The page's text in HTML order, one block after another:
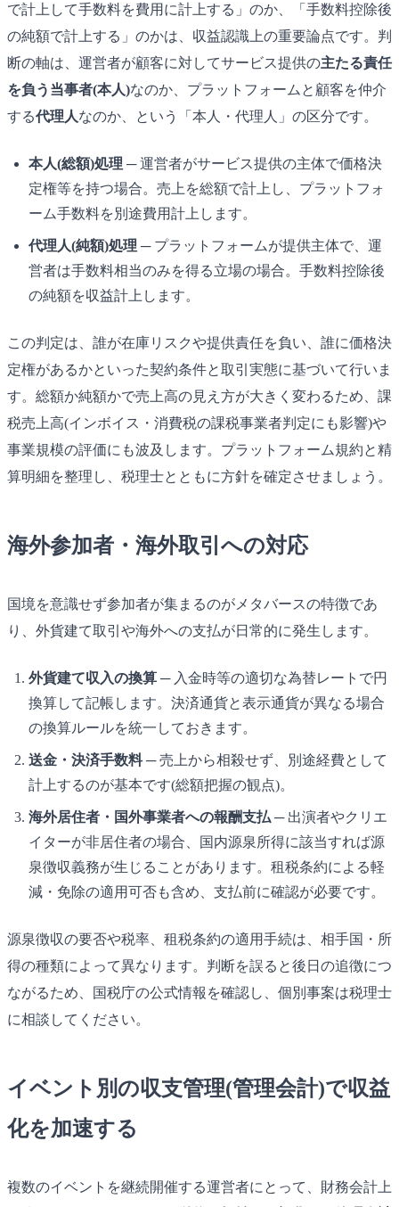
で計上して手数料を費用に計上する」のか、「手数料控除後
の純額で計上する」のかは、収益認識上の重要論点です。判
断の軸は、運営者が顧客に対してサービス提供の主たる責任
を負う当事者(本人)なのか、プラットフォームと顧客を仲介
する代理人なのか、という「本人・代理人」の区分です。
本人(総額)処理 ─ 運営者がサービス提供の主体で価格決
定権等を持つ場合。売上を総額で計上し、プラットフォ
ーム手数料を別途費用計上します。
代理人(純額)処理 ─ プラットフォームが提供主体で、運
営者は手数料相当のみを得る立場の場合。手数料控除後
の純額を収益計上します。
この判定は、誰が在庫リスクや提供責任を負い、誰に価格決
定権があるかといった契約条件と取引実態に基づいて行いま
す。総額か純額かで売上高の見え方が大きく変わるため、課
税売上高(インボイス・消費税の課税事業者判定にも影響)や
事業規模の評価にも波及します。プラットフォーム規約と精
算明細を整理し、税理士とともに方針を確定させましょう。
海外参加者・海外取引への対応
国境を意識せず参加者が集まるのがメタバースの特徴であ
り、外貨建て取引や海外への支払が日常的に発生します。
外貨建て収入の換算 ─ 入金時等の適切な為替レートで円
換算して記帳します。決済通貨と表示通貨が異なる場合
の換算ルールを統一しておきます。
送金・決済手数料─ 売上から相殺せず、別途経費として
計上するのが基本です(総額把握の観点)。
海外居住者・国外事業者への報酬支払 ─ 出演者やクリエ
イターが非居住者の場合、国内源泉所得に該当すれば源
泉徴収義務が生じることがあります。租税条約による軽
減・免除の適用可否も含め、支払前に確認が必要です。
源泉徴収の要否や税率、租税条約の適用手続は、相手国・所
得の種類によって異なります。判断を誤ると後日の追徴につ
ながるため、国税庁の公式情報を確認し、個別事案は税理士
に相談してください。
イベント別の収支管理(管理会計)で収益
化を加速する
複数のイベントを継続開催する運営者にとって、財務会計上